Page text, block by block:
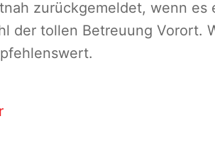
zurückgemeldet, wenn
der tollen Betreuung